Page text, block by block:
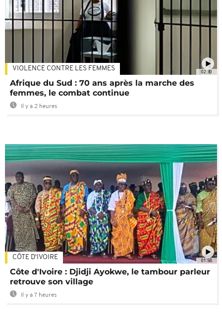
02:30
VIOLENCE CONTRE LES FEMMES
Afrique du Sud : 70 ans après la marche des
femmes, le combat continue
Il y a 2 heures
01:58
CÔTE D'IVOIRE
Côte d'Ivoire : Djidji Ayokwe, le tambour parleur
retrouve son village
Il y a 7 heures